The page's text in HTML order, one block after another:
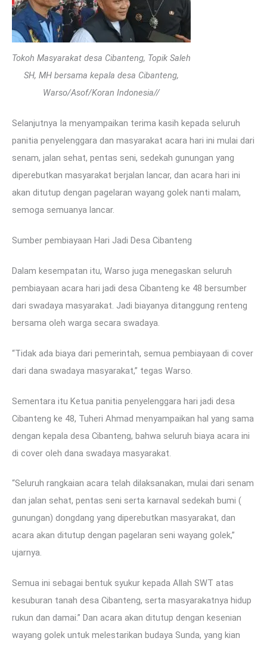
Tokoh Masyarakat desa Cibanteng, Topik Saleh
SH, MH bersama kepala desa Cibanteng,
Warso/Asof/Koran Indonesia//
Selanjutnya Ia menyampaikan terima kasih kepada seluruh
panitia penyelenggara dan masyarakat acara hari ini mulai dari
senam, jalan sehat, pentas seni, sedekah gunungan yang
diperebutkan masyarakat berjalan lancar, dan acara hari ini
akan ditutup dengan pagelaran wayang golek nanti malam,
semoga semuanya lancar.
Sumber pembiayaan Hari Jadi Desa Cibanteng
Dalam kesempatan itu, Warso juga menegaskan seluruh
pembiayaan acara hari jadi desa Cibanteng ke 48 bersumber
dari swadaya masyarakat. Jadi biayanya ditanggung renteng
bersama oleh warga secara swadaya.
“Tidak ada biaya dari pemerintah, semua pembiayaan di cover
dari dana swadaya masyarakat,” tegas Warso.
Sementara itu Ketua panitia penyelenggara hari jadi desa
Cibanteng ke 48, Tuheri Ahmad menyampaikan hal yang sama
dengan kepala desa Cibanteng, bahwa seluruh biaya acara ini
di cover oleh dana swadaya masyarakat.
“Seluruh rangkaian acara telah dilaksanakan, mulai dari senam
dan jalan sehat, pentas seni serta karnaval sedekah bumi (
gunungan) dongdang yang diperebutkan masyarakat, dan
acara akan ditutup dengan pagelaran seni wayang golek,”
ujarnya.
Semua ini sebagai bentuk syukur kepada Allah SWT atas
kesuburan tanah desa Cibanteng, serta masyarakatnya hidup
rukun dan damai.” Dan acara akan ditutup dengan kesenian
wayang golek untuk melestarikan budaya Sunda, yang kian